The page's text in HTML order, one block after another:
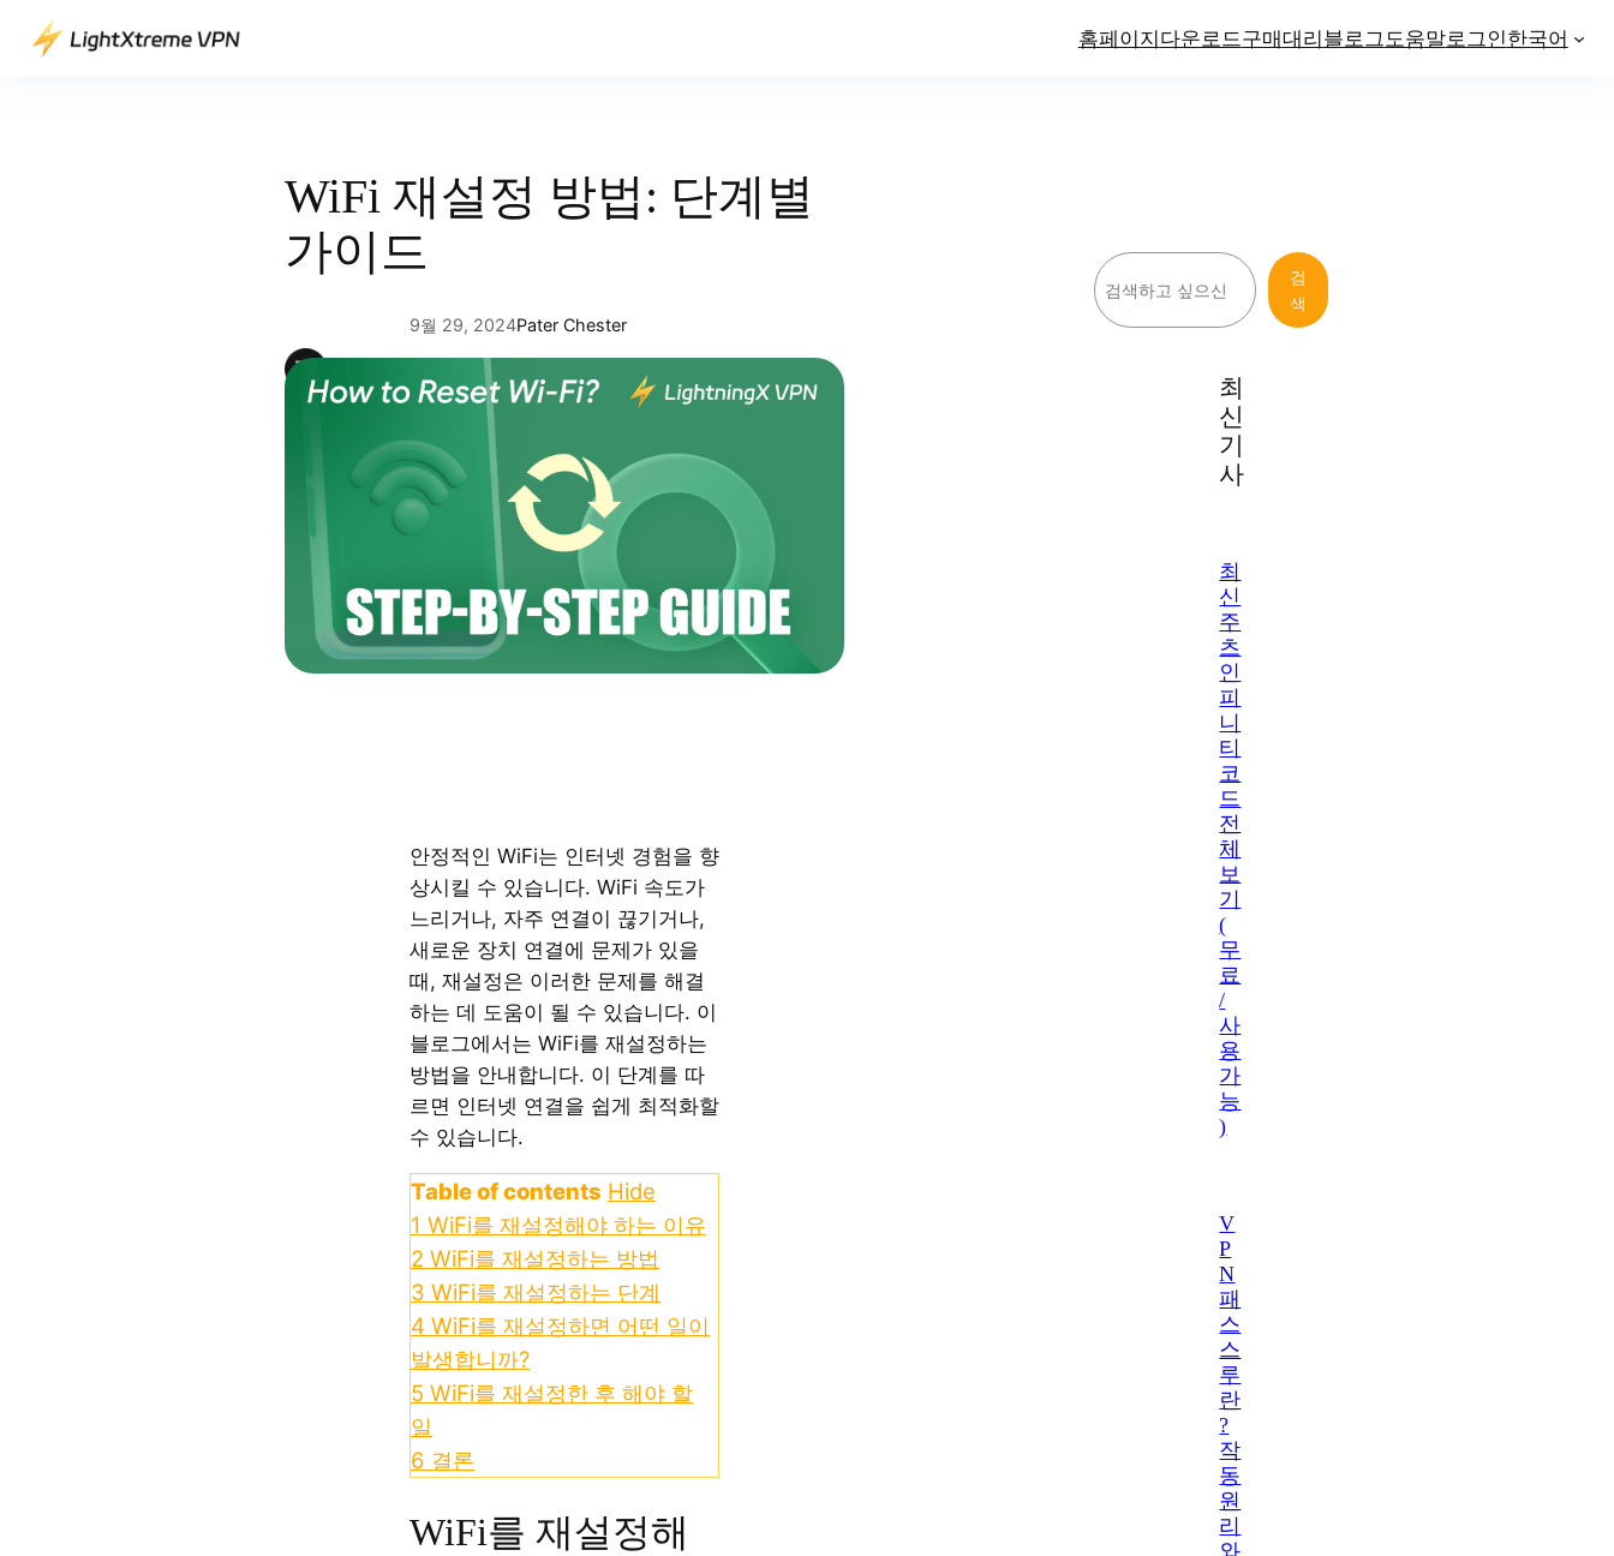
홈페이지다운로드구매대리블로그 도움말로그인한국어
WiFi 재설정 방법: 단계별
가이드
9월 29, 2024Pater Chester
안정적인 WiFi는 인터넷 경험을 향
상시킬 수 있습니다. WiFi 속도가
느리거나, 자주 연결이 끊기거나,
새로운 장치 연결에 문제가 있을
때, 재설정은 이러한 문제를 해결
하는 데 도움이 될 수 있습니다. 이
블로그에서는 WiFi를 재설정하는
방법을 안내합니다. 이 단계를 따
르면 인터넷 연결을 쉽게 최적화할
수 있습니다.
Table of contents Hide
1 WiFi를 재설정해야 하는 이유
2 WiFi를 재설정하는 방법
3 WiFi를 재설정하는 단계
4 WiFi를 재설정하면 어떤 일이
발생합니까?
5 WiFi를 재설정한 후 해야 할
일
6 결론
WiFi를 재설정해
검
색
검
색
최
신
기
사
최
신
주
츠
인
피
니
티
코
드
전
체
보
기
(
무
료
/
사
용
가
능
)
V
P
N
패
스
스
루
란
?
작
동
원
리
와